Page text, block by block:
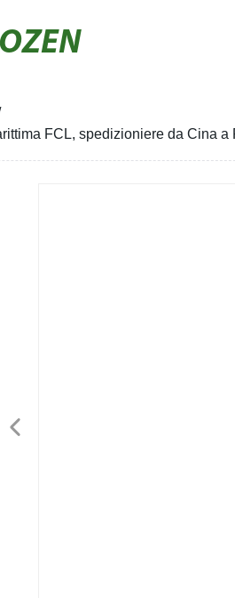
FCL, spedizioniere da Cina